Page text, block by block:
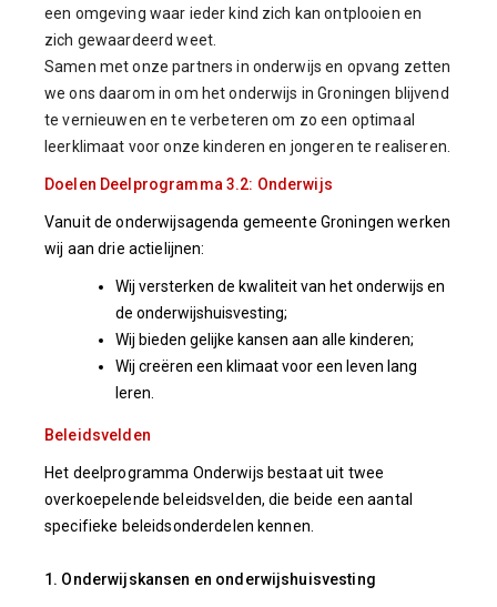
een omgeving waar ieder kind zich kan ontplooien en
zich gewaardeerd weet.
Samen met onze partners in onderwijs en opvang zetten
we ons daarom in om het onderwijs in Groningen blijvend
te vernieuwen en te verbeteren om zo een optimaal
leerklimaat voor onze kinderen en jongeren te realiseren.
Doelen Deelprogramma 3.2: Onderwijs
Vanuit de onderwijsagenda gemeente Groningen werken
wij aan drie actielijnen:
Wij versterken de kwaliteit van het onderwijs en
de onderwijshuisvesting;
Wij bieden gelijke kansen aan alle kinderen;
Wij creëren een klimaat voor een leven lang
leren.
Beleidsvelden
Het deelprogramma Onderwijs bestaat uit twee
overkoepelende beleidsvelden, die beide een aantal
specifieke beleidsonderdelen kennen.
1. Onderwijskansen en onderwijshuisvesting